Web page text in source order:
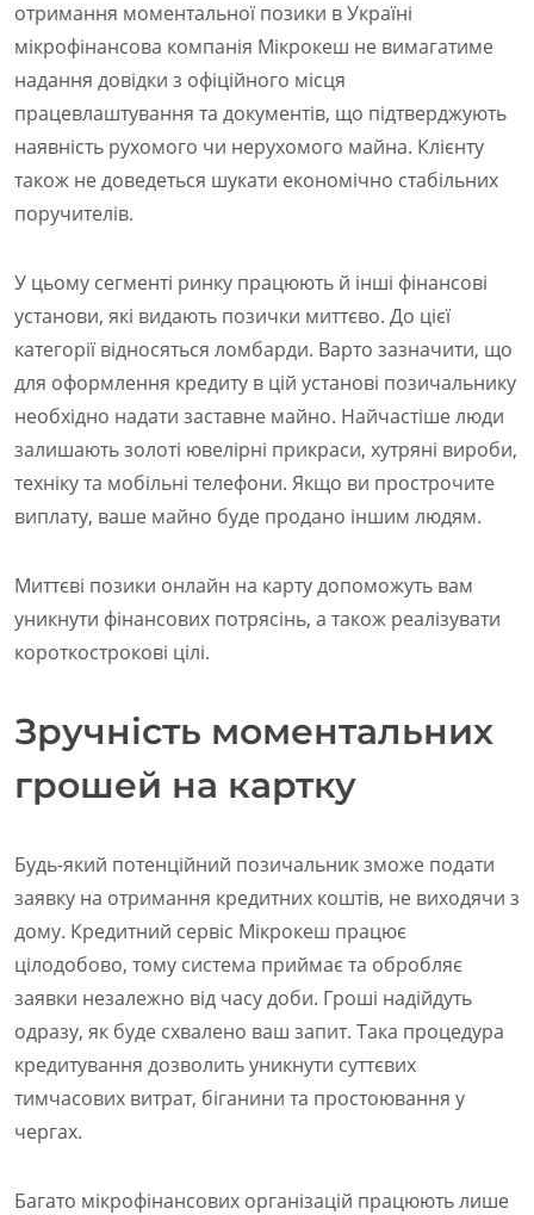
отримання моментальної позики в Україні
мікрофінансова компанія Мікрокеш не вимагатиме
надання довідки з офіційного місця
працевлаштування та документів, що підтверджують
наявність рухомого чи нерухомого майна. Клієнту
також не доведеться шукати економічно стабільних
поручителів.
У цьому сегменті ринку працюють й інші фінансові
установи, які видають позички миттєво. До цієї
категорії відносяться ломбарди. Варто зазначити, що
для оформлення кредиту в цій установі позичальнику
необхідно надати заставне майно. Найчастіше люди
залишають золоті ювелірні прикраси, хутряні вироби,
техніку та мобільні телефони. Якщо ви прострочите
виплату, ваше майно буде продано іншим людям.
Миттєві позики онлайн на карту допоможуть вам
уникнути фінансових потрясінь, а також реалізувати
короткострокові цілі.
Зручність моментальних
грошей на картку
Будь-який потенційний позичальник зможе подати
заявку на отримання кредитних коштів, не виходячи з
дому. Кредитний сервіс Мікрокеш працює
цілодобово, тому система приймає та обробляє
заявки незалежно від часу доби. Гроші надійдуть
одразу, як буде схвалено ваш запит. Така процедура
кредитування дозволить уникнути суттєвих
тимчасових витрат, біганини та простоювання у
чергах.
Багато мікрофінансових організацій працюють лише